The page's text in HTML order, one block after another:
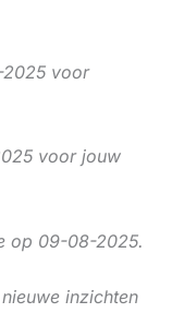
voor
voor jouw
op 09-08-2025.
inzichten